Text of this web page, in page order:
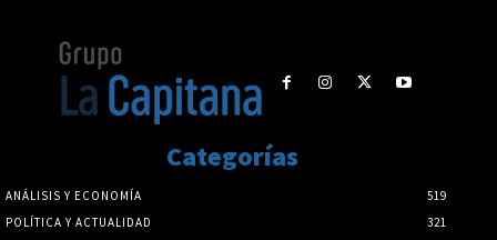
Categorías
ANÁLISIS Y ECONOMÍA
519
POLÍTICA Y ACTUALIDAD
321